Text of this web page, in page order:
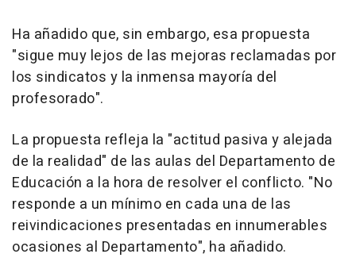
Ha añadido que, sin embargo, esa propuesta
"sigue muy lejos de las mejoras reclamadas por
los sindicatos y la inmensa mayoría del
profesorado".
La propuesta refleja la "actitud pasiva y alejada
de la realidad" de las aulas del Departamento de
Educación a la hora de resolver el conflicto. "No
responde a un mínimo en cada una de las
reivindicaciones presentadas en innumerables
ocasiones al Departamento", ha añadido.